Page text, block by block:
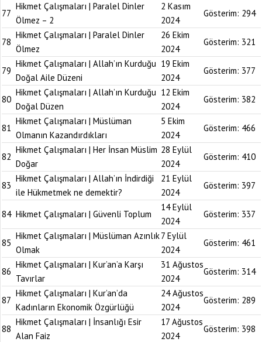
77
Hikmet Çalışmaları | Paralel Dinler
Ölmez – 2
2 Kasım
2024
Gösterim: 294
78
Hikmet Çalışmaları | Paralel Dinler
Ölmez
26 Ekim
2024
Gösterim: 321
79
Hikmet Çalışmaları | Allah’ın Kurduğu
Doğal Aile Düzeni
19 Ekim
2024
Gösterim: 377
80
Hikmet Çalışmaları | Allah’ın Kurduğu
Doğal Düzen
12 Ekim
2024
Gösterim: 382
81
Hikmet Çalışmaları | Müslüman
Olmanın Kazandırdıkları
5 Ekim
2024
Gösterim: 466
82
Hikmet Çalışmaları | Her İnsan Müslim
Doğar
28 Eylül
2024
Gösterim: 410
83
Hikmet Çalışmaları | Allah’ın İndirdiği
ile Hükmetmek ne demektir?
21 Eylül
2024
Gösterim: 397
84 Hikmet Çalışmaları | Güvenli Toplum
14 Eylül
2024
Gösterim: 337
85
Hikmet Çalışmaları | Müslüman Azınlık
Olmak
7 Eylül
2024
Gösterim: 461
86
Hikmet Çalışmaları | Kur’an’a Karşı
Tavırlar
31 Ağustos
2024
Gösterim: 314
87
Hikmet Çalışmaları | Kur’an’da
Kadınların Ekonomik Özgürlüğü
24 Ağustos
2024
Gösterim: 289
88
Hikmet Çalışmaları | İnsanlığı Esir
Alan Faiz
17 Ağustos
2024
Gösterim: 398